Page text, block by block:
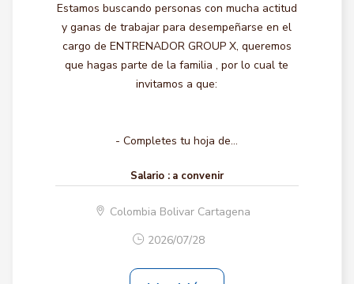
Estamos buscando personas con mucha actitud
y ganas de trabajar para desempeñarse en el
cargo de ENTRENADOR GROUP X, queremos
que hagas parte de la familia , por lo cual te
invitamos a que:
- Completes tu hoja de...
Salario : a convenir
Colombia Bolivar Cartagena
2026/07/28